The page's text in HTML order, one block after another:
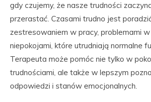
gdy czujemy, że nasze trudności
przerastać. Czasami trudno jest
zestresowaniem w pracy, problemami
niepokojami, które utrudniają normalne
Terapeuta może pomóc nie tylko w
trudnościami, ale także w lepszym
odpowiedzi i stanów emocjonalnych.